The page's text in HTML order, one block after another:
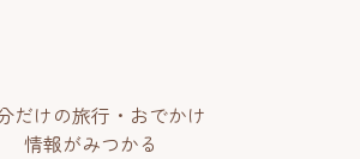
だけの旅行・おでかけ
情報がみつかる